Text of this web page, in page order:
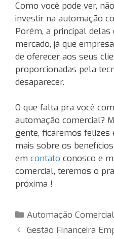
Como você pode ver,
investir na automação
Porém, a principal delas
mercado, já que
de oferecer aos seus
proporcionadas pela
desaparecer.
O que falta pra você
automação comercial?
gente, ficaremos felizes
mais sobre os
em contato conosco e
comercial, teremos o
próxima !
Categorias
Automação Comercial
Gestão Financeira